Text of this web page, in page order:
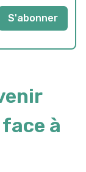
S'abonner
à